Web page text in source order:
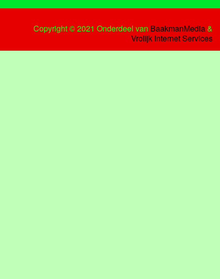
Copyright © 2021 Onderdeel van BaakmanMedia&
Vrolijk Internet Services